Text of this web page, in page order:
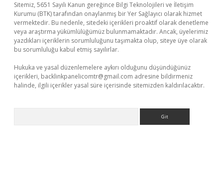
Sitemiz, 5651 Sayılı Kanun gereğince Bilgi Teknolojileri ve İletişim
Kurumu (BTK) tarafından onaylanmış bir Yer Sağlayıcı olarak hizmet
vermektedir. Bu nedenle, sitedeki içerikleri proaktif olarak denetleme
veya araştırma yükümlülüğümüz bulunmamaktadır. Ancak, üyelerimiz
yazdıkları içeriklerin sorumluluğunu taşımakta olup, siteye üye olarak
bu sorumluluğu kabul etmiş sayılırlar.
Hukuka ve yasal düzenlemelere aykırı olduğunu düşündüğünüz
içerikleri, backlinkpanelicomtr@gmail.com adresine bildirmeniz
halinde, ilgili içerikler yasal süre içerisinde sitemizden kaldırılacaktır.